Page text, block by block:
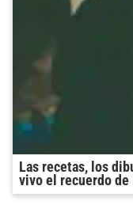
Las recetas, los
vivo el recuerdo de